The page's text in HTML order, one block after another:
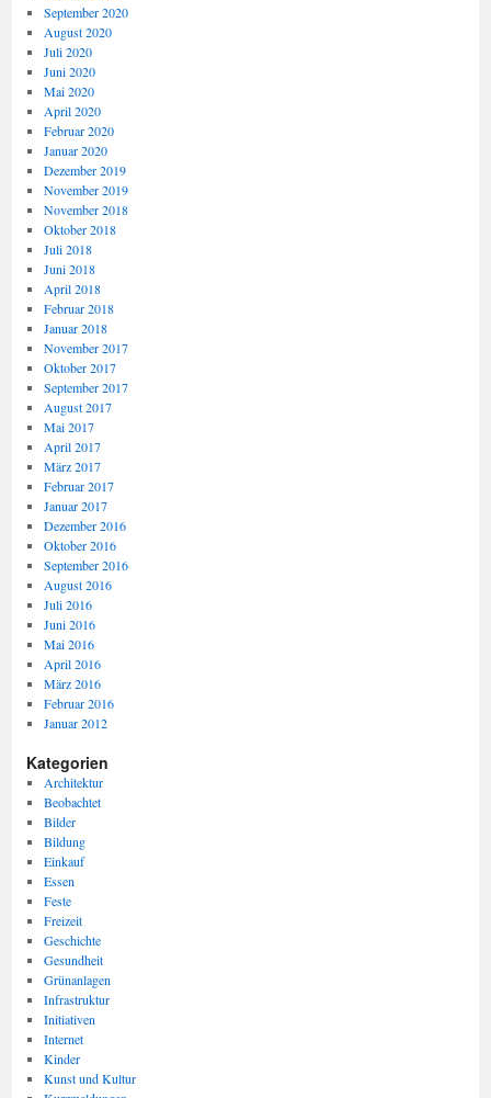
September 2020
August 2020
Juli 2020
Juni 2020
Mai 2020
April 2020
Februar 2020
Januar 2020
Dezember 2019
November 2019
November 2018
Oktober 2018
Juli 2018
Juni 2018
April 2018
Februar 2018
Januar 2018
November 2017
Oktober 2017
September 2017
August 2017
Mai 2017
April 2017
März 2017
Februar 2017
Januar 2017
Dezember 2016
Oktober 2016
September 2016
August 2016
Juli 2016
Juni 2016
Mai 2016
April 2016
März 2016
Februar 2016
Januar 2012
Kategorien
Architektur
Beobachtet
Bilder
Bildung
Einkauf
Essen
Feste
Freizeit
Geschichte
Gesundheit
Grünanlagen
Infrastruktur
Initiativen
Internet
Kinder
Kunst und Kultur